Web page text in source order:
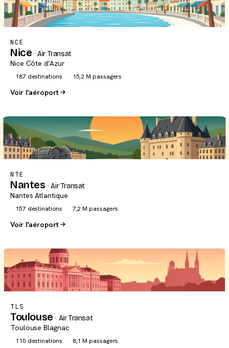
NCE
Nice · Air Transat
Nice Côte d'Azur
187 destinations 15,2 M passagers
Voir l'aéroport
NTE
Nantes· Air Transat
Nantes Atlantique
157 destinations 7,2 M passagers
Voir l'aéroport
TLS
Toulouse· Air Transat
Toulouse Blagnac
110 destinations 8,1 M passagers